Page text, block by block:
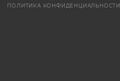
ПОЛИТИКА КОНФИДЕНЦИАЛЬНОСТИ